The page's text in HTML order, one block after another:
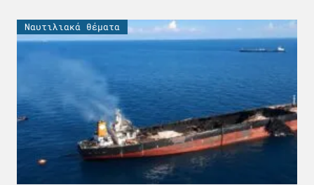
Ναυτιλιακά θέματα